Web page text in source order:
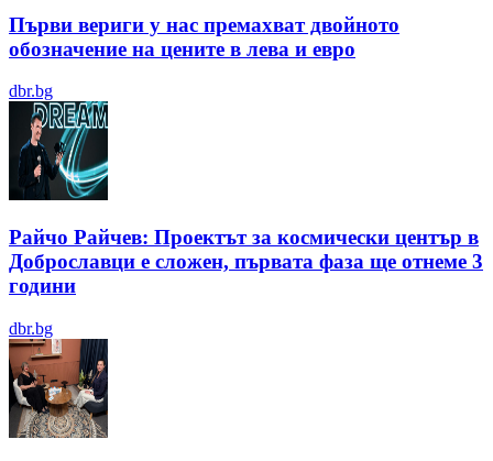
Първи вериги у нас премахват двойното
обозначение на цените в лева и евро
dbr.bg
Райчо Райчев: Проектът за космически център в
Доброславци е сложен, първата фаза ще отнеме 3
години
dbr.bg